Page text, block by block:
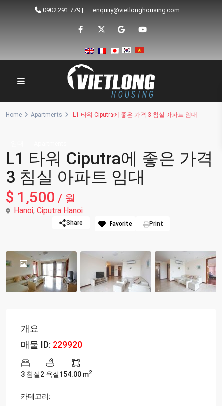
0902 291 779 | enquiry@vietlonghousing.com
Home Apartments L1 타워 Ciputra에 좋은 가격 3 침실 아파트 임대
L1 타워 Ciputra에 좋은 가격
3 침실 아파트 임대
$ 1,500 / 월
Hanoi, Ciputra Hanoi
Share Favorite Print
개요
매물 ID: 229920
3 침실2 욕실154.00 m2
카테고리: